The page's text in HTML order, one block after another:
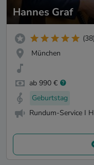
Hannes Graf
(38)
München
ab 990 €
Geburtstag
Rundum-Service I